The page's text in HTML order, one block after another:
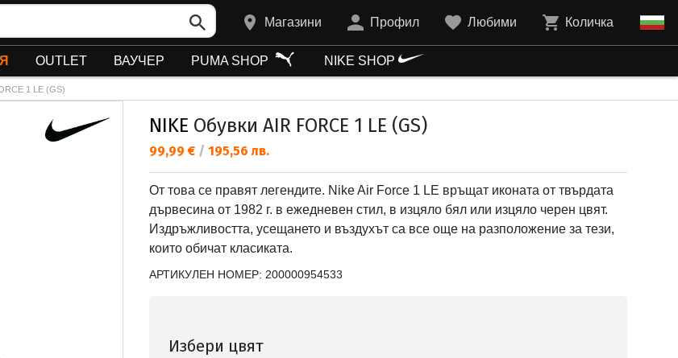
Магазини Профил Любими Количка
OUTLET ВАУЧЕР PUMA SHOP NIKE SHOP
1 LE (GS)
NIKE Обувки AIR FORCE 1 LE (GS)
Текуща цена:
99,99 € / 195,56 лв.
От това се правят легендите. Nike Air Force 1 LE връщат иконата от твърдата
дървесина от 1982 г. в ежедневен стил, в изцяло бял или изцяло черен цвят.
Издръжливостта, усещането и въздухът са все още на разположение за тези,
които обичат класиката.
АРТИКУЛЕН НОМЕР: 200000954533
Избери цвят